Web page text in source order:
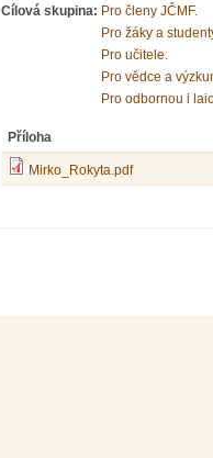
Cílová skupina: Pro členy JČMF.
Pro žáky a
Pro učitele.
Pro vědce a
Pro odbornou i
Příloha
Mirko_Rokyta.pdf